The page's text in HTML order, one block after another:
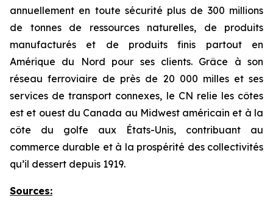
annuellement en toute sécurité plus de 300 millions
de tonnes de ressources naturelles, de produits
manufacturés et de produits finis partout en
Amérique du Nord pour ses clients. Grâce à son
réseau ferroviaire de près de 20 000 milles et ses
services de transport connexes, le CN relie les côtes
est et ouest du Canada au Midwest américain et à la
côte du golfe aux États-Unis, contribuant au
commerce durable et à la prospérité des collectivités
qu’il dessert depuis 1919.
Sources: